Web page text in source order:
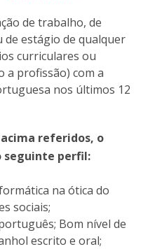
de trabalho, de
de estágio de qualquer
curriculares ou
a profissão) com a
nos últimos 12
referidos, o
seguinte perfil:
na ótica do
sociais;
Bom nível de
escrito e oral;